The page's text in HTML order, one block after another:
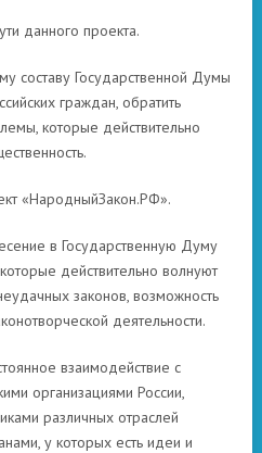
данного проекта.
составу Государственной Думы
граждан, обратить
которые действительно
«НародныйЗакон.РФ».
в Государственную Думу
действительно волнуют
законов, возможность
деятельности.
взаимодействие с
организациями России,
различных отраслей
у которых есть идеи и